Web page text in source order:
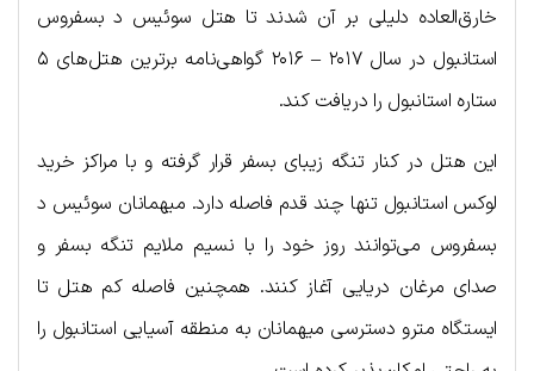
خارق‌العاده دلیلی بر آن شدند تا هتل سوئیس د بسفروس
استانبول در سال ۲۰۱۷ – ۲۰۱۶ گواهی‌نامه برترین هتل‌های ۵
ستاره استانبول را دریافت کند.
این هتل در کنار تنگه زیبای بسفر قرار گرفته و با مراکز خرید
لوکس استانبول تنها چند قدم فاصله دارد. میهمانان سوئیس د
بسفروس می‌توانند روز خود را با نسیم ملایم تنگه بسفر و
صدای مرغان دریایی آغاز کنند. همچنین فاصله کم هتل تا
ایستگاه مترو دسترسی میهمانان به منطقه آسیایی استانبول را